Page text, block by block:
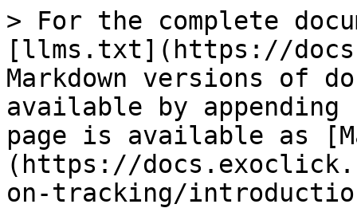
> For the complete
[llms.txt](https://
Markdown versions of
available by
page is available as
(https://
on-tracking/